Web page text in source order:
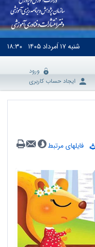
شنبه۱۷ اَمرداد ۱۴۰۵ ۱۸:۳۰
ورود
ایجاد حساب کاربری
فایلهای مرتبط